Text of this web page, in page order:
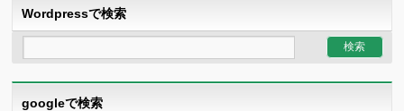
Wordpressで検索
googleで検索